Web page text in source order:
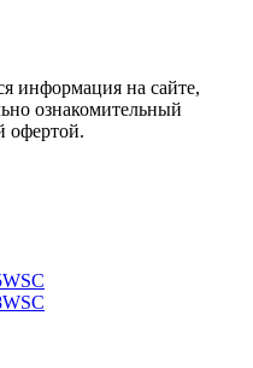
информация на сайте,
ознакомительный
офертой.